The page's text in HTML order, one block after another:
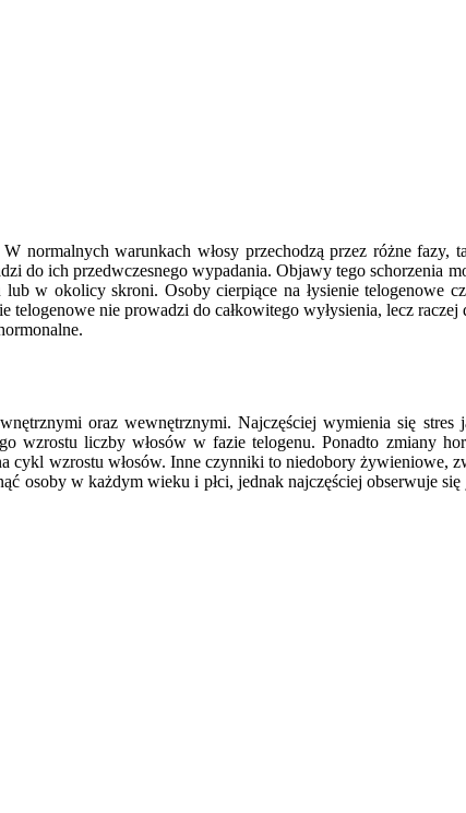
normalnych warunkach włosy przechodzą przez różne fazy,
do ich przedwczesnego wypadania. Objawy tego schorzenia
w okolicy skroni. Osoby cierpiące na łysienie telogenowe
nie prowadzi do całkowitego wyłysienia, lecz
oraz wewnętrznymi. Najczęściej wymienia się
wzrostu liczby włosów w fazie telogenu. Ponadto zmiany
wzrostu włosów. Inne czynniki to niedobory żywieniowe,
osoby w każdym wieku i płci, jednak najczęściej obserwuje